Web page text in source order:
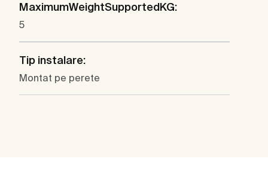
MaximumWeightSupportedKG:
5
Tip instalare:
Montat pe perete